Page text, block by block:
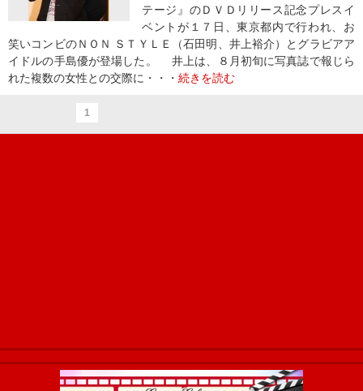
テージ』のＤＶＤリリース記念プレスイ
ベントが１７日、東京都内で行われ、お
笑いコンビのＮＯＮ ＳＴＹＬＥ（石田明、井上裕介）とグラビアア
イドルの手島優が登場した。 井上は、８月初旬に写真誌で報じら
れた複数の女性との交際に・・・ 続きを読む
1